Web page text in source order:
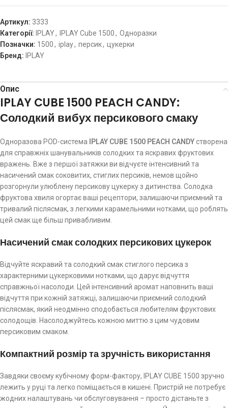
Артикул: 3333
Категорії: IPLAY, IPLAY Cube 1500, Одноразки
Позначки: 1500, iplay, персик, цукерки
Бренд: IPLAY
Опис
IPLAY CUBE 1500 PEACH CANDY:
Солодкий вибух персикового смаку
Одноразова POD-система IPLAY CUBE 1500 PEACH CANDYстворена
для справжніх шанувальників солодких та яскравих фруктових
вражень. Вже з першої затяжки ви відчуєте інтенсивний та
насичений смак соковитих, стиглих персиків, немов щойно
розгорнули улюблену персикову цукерку з дитинства. Солодка
фруктова хвиля огортає ваші рецептори, залишаючи приємний та
тривалий післясмак, з легкими карамельними нотками, що роблять
цей смак ще більш привабливим.
Насичений смак солодких персикових цукерок
Відчуйте яскравий та солодкий смак стиглого персика з
характерними цукерковими нотками, що дарує відчуття
справжньої насолоди. Цей інтенсивний аромат наповнить ваші
відчуття при кожній затяжці, залишаючи приємний солодкий
післясмак, який неодмінно сподобається любителям фруктових
солодощів. Насолоджуйтесь кожною миттю з цим чудовим
персиковим смаком.
Компактний розмір та зручність використання
Завдяки своєму кубічному форм-фактору, IPLAY CUBE 1500 зручно
лежить у руці та легко поміщається в кишені. Пристрій не потребує
жодних налаштувань чи обслуговування – просто дістаньте з